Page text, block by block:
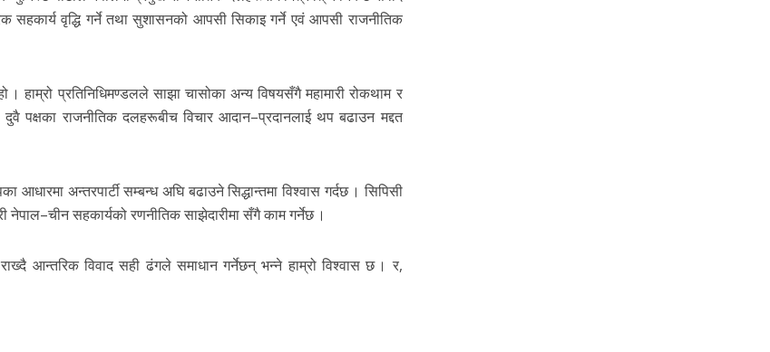
सहकार्य वृद्धि गर्ने तथा सुशासनको आपसी सिकाइ गर्ने एवं आपसी राजनीतिक
हाम्रो प्रतिनिधिमण्डलले साझा चासोका अन्य विषयसँगै महामारी रोकथाम र
पक्षका राजनीतिक दलहरूबीच विचार आदान–प्रदानलाई थप बढाउन मद्दत
आधारमा अन्तरपार्टी सम्बन्ध अघि बढाउने सिद्धान्तमा विश्वास गर्दछ । सिपिसी
सहकार्यको रणनीतिक साझेदारीमा सँगै काम गर्नेछ ।
आन्तरिक विवाद सही ढंगले समाधान गर्नेछन् भन्ने हाम्रो विश्वास छ । र,